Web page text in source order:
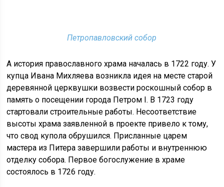
Петропавловский собор
А история православного храма началась в 1722 году. У
купца Ивана Михляева возникла идея на месте старой
деревянной церквушки возвести роскошный собор в
память о посещении города Петром I. В 1723 году
стартовали строительные работы. Несоответствие
высоты храма заявленной в проекте привело к тому,
что свод купола обрушился. Присланные царем
мастера из Питера завершили работы и внутреннюю
отделку собора. Первое богослужение в храме
состоялось в 1726 году.